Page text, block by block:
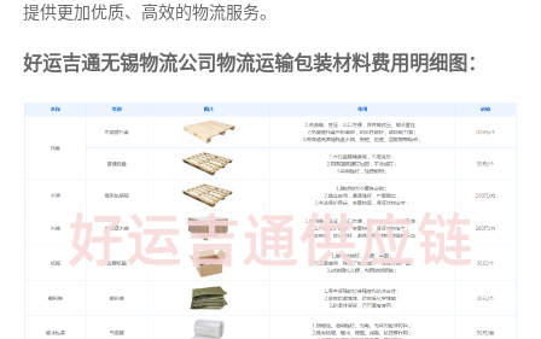
提供更加优质、高效的物流服务。
好运吉通无锡物流公司物流运输包装材料费用明细图：